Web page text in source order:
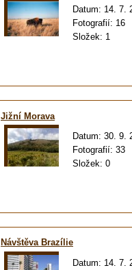
Datum: 14. 7.
Fotografií: 16
Složek: 1
Jižní Morava
Datum: 30. 9.
Fotografií: 33
Složek: 0
Návštěva Brazílie
Datum: 14. 7.